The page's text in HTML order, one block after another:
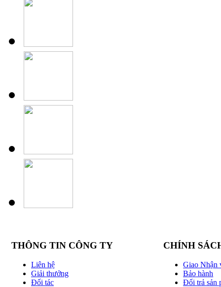
THÔNG TIN CÔNG TY
Liên hệ
Giải thưởng
Đối tác
CHÍNH
Giao Nhận
Bảo hành
Đổi trả sản